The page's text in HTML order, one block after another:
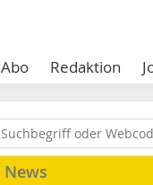
Abo Redaktion
News